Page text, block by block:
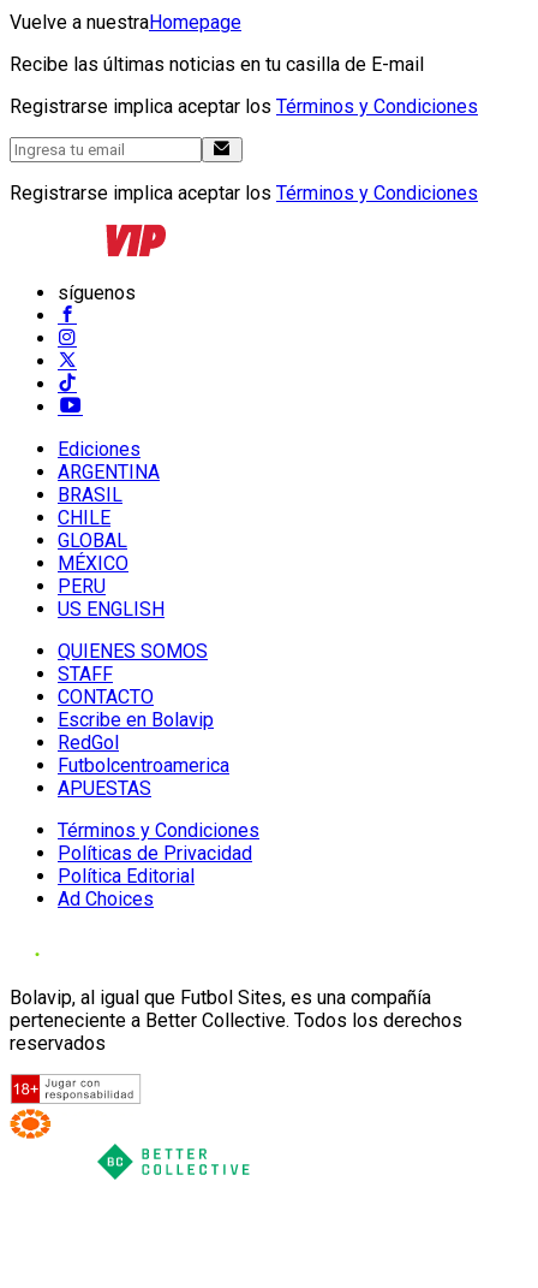
Vuelve a nuestraHomepage
Recibe las últimas noticias en tu casilla de E-mail
Registrarse implica aceptar los Términos y Condiciones
Registrarse implica aceptar los Términos y Condiciones
síguenos
Ediciones
ARGENTINA
BRASIL
CHILE
GLOBAL
MÉXICO
PERU
US ENGLISH
QUIENES SOMOS
STAFF
CONTACTO
Escribe en Bolavip
RedGol
Futbolcentroamerica
APUESTAS
Términos y Condiciones
Políticas de Privacidad
Política Editorial
Ad Choices
Bolavip, al igual que Futbol Sites, es una compañía
perteneciente a Better Collective. Todos los derechos
reservados